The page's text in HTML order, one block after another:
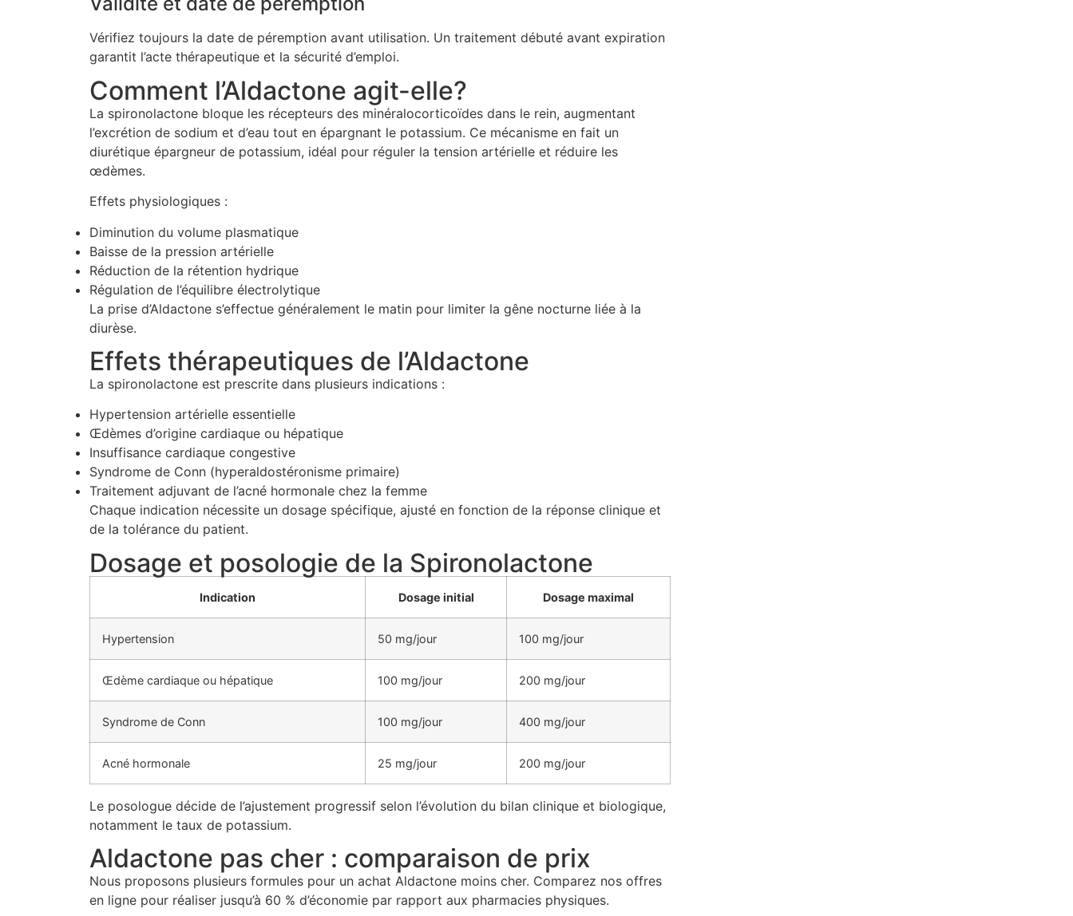
Vérifiez toujours la date de péremption avant utilisation. Un traitement débuté avant expiration
garantit l’acte thérapeutique et la sécurité d’emploi.
Comment l’Aldactone agit-elle?
La spironolactone bloque les récepteurs des minéralocorticoïdes dans le rein, augmentant
l’excrétion de sodium et d’eau tout en épargnant le potassium. Ce mécanisme en fait un
diurétique épargneur de potassium, idéal pour réguler la tension artérielle et réduire les
œdèmes.
Effets physiologiques :
Diminution du volume plasmatique
Baisse de la pression artérielle
Réduction de la rétention hydrique
Régulation de l’équilibre électrolytique
La prise d’Aldactone s’effectue généralement le matin pour limiter la gêne nocturne liée à la
diurèse.
Effets thérapeutiques de l’Aldactone
La spironolactone est prescrite dans plusieurs indications :
Hypertension artérielle essentielle
Œdèmes d’origine cardiaque ou hépatique
Insuffisance cardiaque congestive
Syndrome de Conn (hyperaldostéronisme primaire)
Traitement adjuvant de l’acné hormonale chez la femme
Chaque indication nécessite un dosage spécifique, ajusté en fonction de la réponse clinique et
de la tolérance du patient.
Dosage et posologie de la Spironolactone
Indication Dosage initial Dosage maximal
Hypertension 50 mg/jour 100 mg/jour
Œdème cardiaque ou hépatique 100 mg/jour 200 mg/jour
Syndrome de Conn 100 mg/jour 400 mg/jour
Acné hormonale 25 mg/jour 200 mg/jour
Le posologue décide de l’ajustement progressif selon l’évolution du bilan clinique et biologique,
notamment le taux de potassium.
Aldactone pas cher : comparaison de prix
Nous proposons plusieurs formules pour un achat Aldactone moins cher. Comparez nos offres
en ligne pour réaliser jusqu’à 60 % d’économie par rapport aux pharmacies physiques.